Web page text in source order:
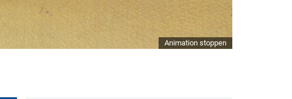
Animation stoppen